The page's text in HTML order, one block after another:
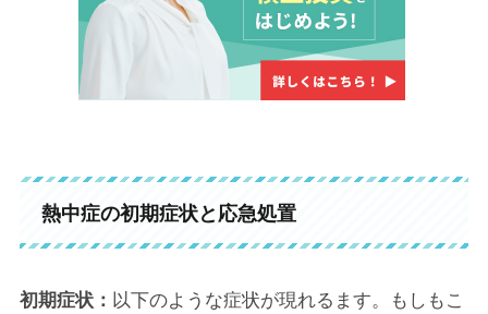
熱中症の初期症状と応急処置
初期症状： 以下のような症状が現れるます。もしもこ